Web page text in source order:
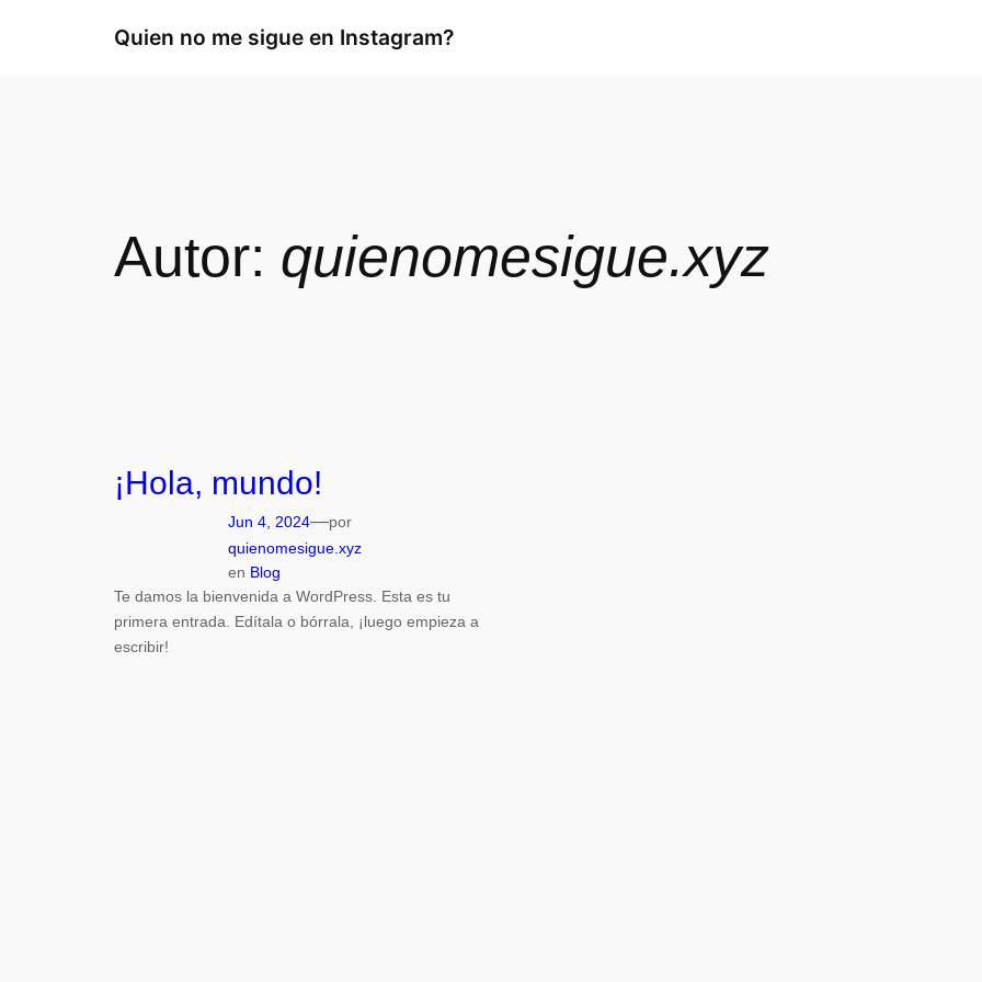
Quien no me sigue en Instagram?
Autor: quienomesigue.xyz
¡Hola, mundo!
Jun 4, 2024—por
quienomesigue.xyz
en Blog
Te damos la bienvenida a WordPress. Esta es tu
primera entrada. Edítala o bórrala, ¡luego empieza a
escribir!